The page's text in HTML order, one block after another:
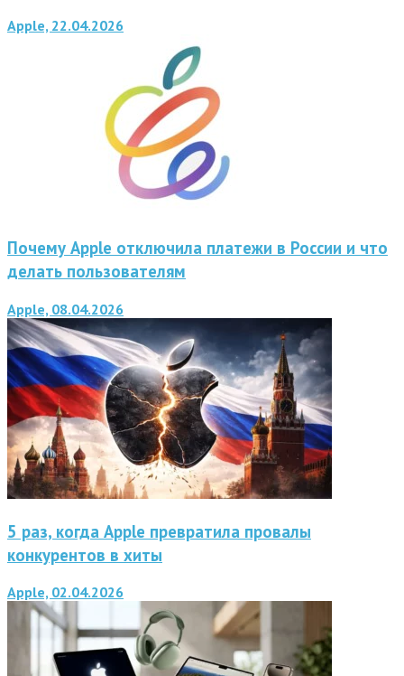
Apple, 22.04.2026
Почему Apple отключила платежи в России и что
делать пользователям
Apple, 08.04.2026
5 раз, когда Apple превратила провалы
конкурентов в хиты
Apple, 02.04.2026